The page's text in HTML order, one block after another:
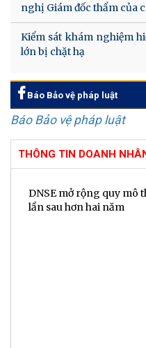
nghị Giám đốc thẩm của
Kiểm sát khám nghiệm
lớn bị chặt hạ
Báo Bảo vệ pháp luật
Báo Bảo vệ pháp luật
THÔNG TIN DOANH
DNSE mở rộng quy mô
lần sau hơn hai năm